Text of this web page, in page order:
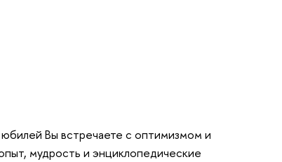
Вы встречаете с оптимизмом и
мудрость и энциклопедические